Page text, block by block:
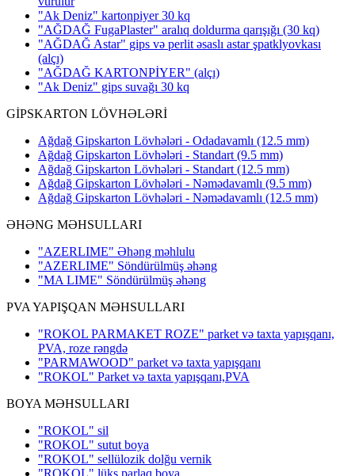
"Ak Deniz" kartonpiyer 30 kq
"AĞDAĞ FugaPlaster" aralıq doldurma qarışığı (30 kq)
"AĞDAĞ Astar" gips və perlit əsaslı astar şpatklyovkası
(alçı)
"AĞDAĞ KARTONPİYER" (alçı)
"Ak Deniz" gips suvağı 30 kq
GİPSKARTON LÖVHƏLƏRİ
Ağdağ Gipskarton Lövhələri - Odadavamlı (12.5 mm)
Ağdağ Gipskarton Lövhələri - Standart (9.5 mm)
Ağdağ Gipskarton Lövhələri - Standart (12.5 mm)
Ağdağ Gipskarton Lövhələri - Nəmədavamlı (9.5 mm)
Ağdağ Gipskarton Lövhələri - Nəmədavamlı (12.5 mm)
ƏHƏNG MƏHSULLARI
"AZERLIME" Əhəng məhlulu
"AZERLIME" Söndürülmüş əhəng
"MA LIME" Söndürülmüş əhəng
PVA YAPIŞQAN MƏHSULLARI
"ROKOL PARMAKET ROZE" parket və taxta yapışqanı,
PVA, roze rəngdə
"PARMAWOOD" parket və taxta yapışqanı
"ROKOL" Parket və taxta yapışqanı,PVA
BOYA MƏHSULLARI
"ROKOL" sil
"ROKOL" sutut boya
"ROKOL" sellülozik dolğu vernik
"ROKOL" lüks parlaq boya